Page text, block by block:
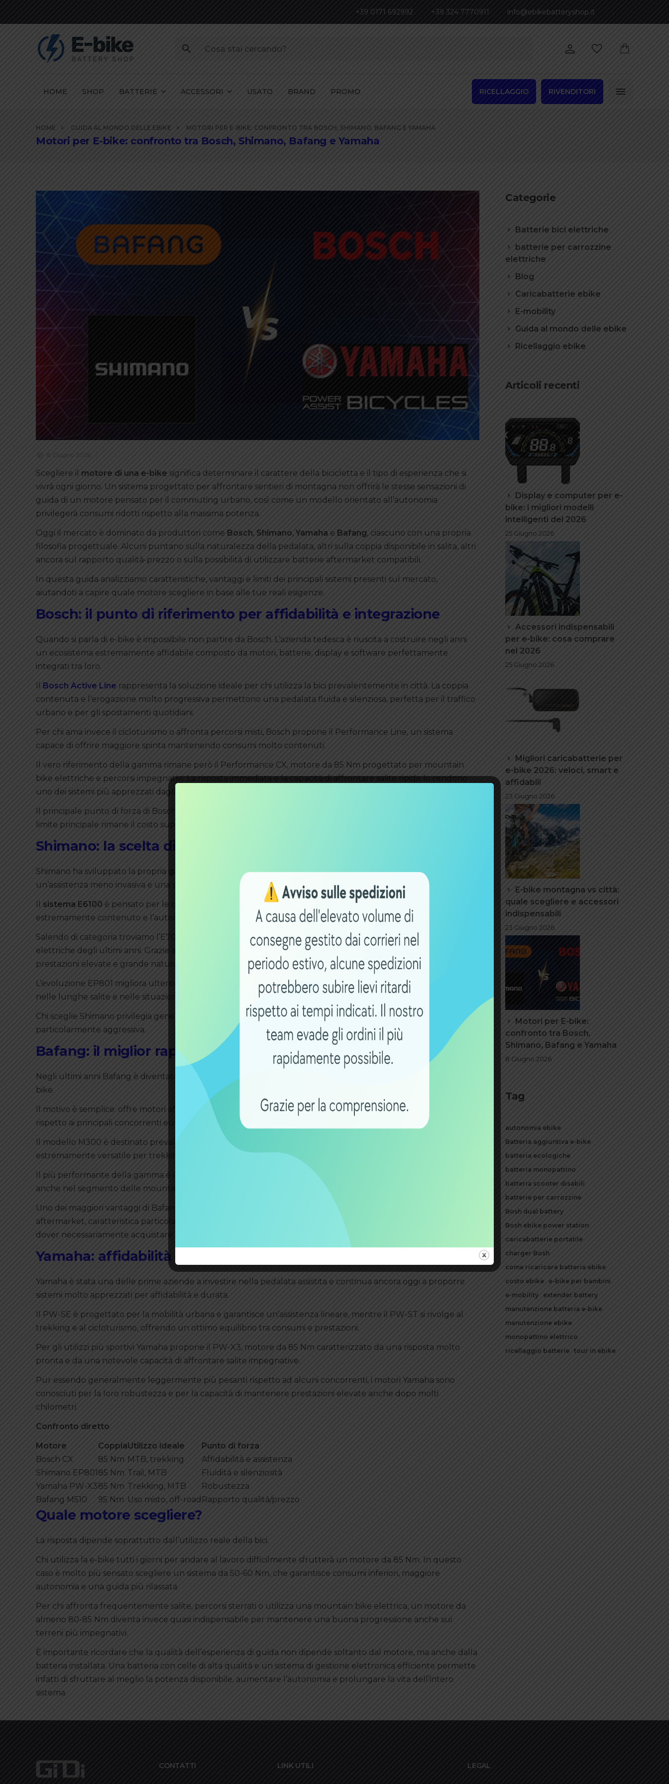
contenuti
+39 0171 692992 +39 324 7770911 info@ebikebatteryshop.it
HOME SHOP BATTERIE ACCESSORI USATO BRAND PROMO RICELLAGGIO RIVENDITORI
HOME GUIDA AL MONDO DELLE EBIKE MOTORI PER E-BIKE: CONFRONTO TRA BOSCH, SHIMANO, BAFANG E YAMAHA
Motori per E-bike: confronto tra Bosch, Shimano, Bafang e Yamaha
8 Giugno 2026
Scegliere il motore di una e-bike significa determinare il carattere della bicicletta e il tipo di esperienza che si
vivrà ogni giorno. Un sistema progettato per affrontare sentieri di montagna non offrirà le stesse sensazioni di
guida di un motore pensato per il commuting urbano, così come un modello orientato all’autonomia
privilegerà consumi ridotti rispetto alla massima potenza.
Oggi il mercato è dominato da produttori come Bosch, Shimano, Yamaha e Bafang, ciascuno con una propria
filosofia progettuale. Alcuni puntano sulla naturalezza della pedalata, altri sulla coppia disponibile in salita, altri
ancora sul rapporto qualità-prezzo o sulla possibilità di utilizzare batterie aftermarket compatibili.
In questa guida analizziamo caratteristiche, vantaggi e limiti dei principali sistemi presenti sul mercato,
aiutandoti a capire quale motore scegliere in base alle tue reali esigenze.
Bosch: il punto di riferimento per affidabilità e integrazione
Quando si parla di e-bike è impossibile non partire da Bosch. L’azienda tedesca è riuscita a costruire negli anni
un ecosistema estremamente affidabile composto da motori, batterie, display e software perfettamente
integrati tra loro.
Bosch Active Line rappresenta la soluzione ideale per chi utilizza la bici prevalentemente in città. La coppia
contenuta e l’erogazione molto progressiva permettono una pedalata fluida e silenziosa, perfetta per il traffico
urbano e per gli spostamenti quotidiani.
Per chi ama invece il cicloturismo o affronta percorsi misti, Bosch propone il Performance Line, un sistema
capace di offrire maggiore spinta mantenendo consumi molto contenuti.
Il vero riferimento della gamma rimane però il Performance CX, motore da 85 Nm progettato per mountain
bike elettriche e percorsi impegnativi. La risposta immediata e la capacità di affrontare salite ripide lo rendono
uno dei sistemi più apprezzati dagli appassionati di e-MTB.
Il principale punto di forza di Bosch è rappresentato dall’affidabilità e dalla capillare rete di assistenza, mentre il
limite principale rimane il costo superiore rispetto a molti concorrenti.
Shimano: la scelta di chi cerca una pedalata naturale
Shimano ha sviluppato la propria
con una filosofia diversa rispetto a Bosch. L’obiettivo è offrire
un’assistenza meno invasiva e una sensazione di guida molto vicina a quella di una bicicletta tradizionale.
sistema E6100 è pensato per le city bike e per il trekking leggero. L’erogazione è morbida, il rumore
estremamente contenuto e l’autonomia generalmente molto elevata.
Salendo di categoria troviamo l’E7000 e soprattutto l’EP8, uno dei motori più utilizzati sulle mountain bike
elettriche degli ultimi anni. Grazie ai suoi 85 Nm di coppia e al peso ridotto, questo motore riesce a combinare
prestazioni elevate e grande naturalezza nella risposta.
L’evoluzione EP801 migliora ulteriormente la gestione elettronica, rendendo il sistema ancora più efficiente
nelle lunghe salite e nelle situazioni di utilizzo intenso.
Chi sceglie Shimano privilegia generalmente comfort di guida, fluidità e silenziosità rispetto a un’erogazione
particolarmente aggressiva.
Bafang: il miglior rapporto qualità-prezzo
Negli ultimi anni Bafang è diventato uno dei marchi con la crescita più rapida nel mercato mondiale delle e-
bike.
Il motivo è semplice: offre motori affidabili e prestazioni molto interessanti a un prezzo sensibilmente inferiore
rispetto ai principali concorrenti europei.
Il modello M300 è destinato prevalentemente all’utilizzo urbano, mentre il M500 rappresenta una soluzione
estremamente versatile per trekking e percorsi misti.
Il più performante della gamma è il M510, capace di sviluppare una coppia di 95 Nm che lo rende competitivo
anche nel segmento delle mountain bike elettriche.
Uno dei maggiori vantaggi di Bafang riguarda inoltre la disponibilità di ricambi e batterie compatibili
aftermarket, caratteristica particolarmente apprezzata da chi desidera sostituire la batteria originale senza
dover necessariamente acquistare componenti proprietari.
Yamaha: affidabilità e robustezza nel tempo
Yamaha è stata una delle prime aziende a investire nella pedalata assistita e continua ancora oggi a proporre
sistemi molto apprezzati per affidabilità e durata.
Il PW-SE è progettato per la mobilità urbana e garantisce un’assistenza lineare, mentre il PW-ST si rivolge al
trekking e al cicloturismo, offrendo un ottimo equilibrio tra consumi e prestazioni.
Per gli utilizzi più sportivi Yamaha propone il PW-X3, motore da 85 Nm caratterizzato da una risposta molto
pronta e da una notevole capacità di affrontare salite impegnative.
Pur essendo generalmente leggermente più pesanti rispetto ad alcuni concorrenti, i motori Yamaha sono
conosciuti per la loro robustezza e per la capacità di mantenere prestazioni elevate anche dopo molti
chilometri.
Confronto diretto
Motore CoppiaUtilizzo ideale
Punto di forza
Bosch CX
85 Nm MTB, trekking
Affidabilità e assistenza
Shimano EP801 85 Nm Trail, MTB
Fluidità e silenziosità
Yamaha PW-X385 Nm Trekking, MTB
Robustezza
Bafang M510
95 Nm Uso misto, off-road Rapporto qualità/prezzo
Quale motore scegliere?
La risposta dipende soprattutto dall’utilizzo reale della bici.
Chi utilizza la e-bike tutti i giorni per andare al lavoro difficilmente sfrutterà un motore da 85 Nm. In questo
caso è molto più sensato scegliere un sistema da 50-60 Nm, che garantisce consumi inferiori, maggiore
autonomia e una guida più rilassata.
Per chi affronta frequentemente salite, percorsi sterrati o utilizza una mountain bike elettrica, un motore da
almeno 80-85 Nm diventa invece quasi indispensabile per mantenere una buona progressione anche sui
terreni più impegnativi.
È importante ricordare che la qualità dell’esperienza di guida non dipende soltanto dal motore, ma anche dalla
batteria installata. Una batteria con celle di alta qualità e un sistema di gestione elettronica efficiente permette
infatti di sfruttare al meglio la potenza disponibile, aumentare l’autonomia e prolungare la vita dell’intero
sistema.
Categorie
Batterie bici elettriche
batterie per carrozzine
elettriche
Blog
Caricabatterie ebike
E-mobility
Guida al mondo delle ebike
Ricellaggio ebike
Articoli recenti
Display e computer per e-
bike: i migliori modelli
intelligenti del 2026
25 Giugno 2026
Accessori indispensabili
per e-bike: cosa comprare
nel 2026
25 Giugno 2026
Migliori caricabatterie per
e-bike 2026: veloci, smart e
affidabili
23 Giugno 2026
E-bike montagna vs città:
quale scegliere e accessori
indispensabili
23 Giugno 2026
Motori per E-bike:
confronto tra Bosch,
Shimano, Bafang e Yamaha
8 Giugno 2026
Tag
autonomia ebike
Batteria aggiuntiva e-bike
batteria ecologiche
batteria monopattino
batteria scooter disabili
batterie per carrozzine
Bosh dual battery
Bosh ebike power station
caricabatterie portatile
charger Bosh
come ricaricare batteria ebike
costo ebike
e-bike per bambini
e-mobility
extender battery
manutenzione batteria e-bike
manutenzione ebike
monopattino elettrico
ricellaggio batterie tour in ebike
CONTATTI LINK UTILI LEGAL